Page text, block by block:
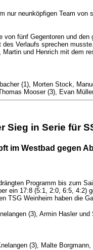
neunköpfigen Team
fünf Gegentoren und
Verlaufs sprechen
und Henrich mit dem
(1), Morten Stock,
Mooser (3), Evan
Sieg in Serie für
im Westbad gegen
Programm bis zum
ein 17:8 (5:1, 2:0, 6:5,
TSG Weinheim haben die
(3), Armin Hasler
(3), Malte